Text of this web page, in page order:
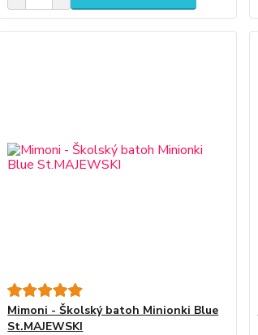
Mimoni - Školský batoh Minionki Blue
St.MAJEWSKI